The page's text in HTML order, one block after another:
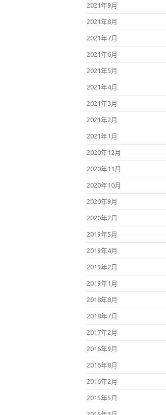
2021年9月
2021年8月
2021年7月
2021年6月
2021年5月
2021年4月
2021年3月
2021年2月
2021年1月
2020年12月
2020年11月
2020年10月
2020年9月
2020年2月
2019年5月
2019年4月
2019年2月
2019年1月
2018年8月
2018年7月
2017年2月
2016年9月
2016年8月
2016年2月
2015年5月